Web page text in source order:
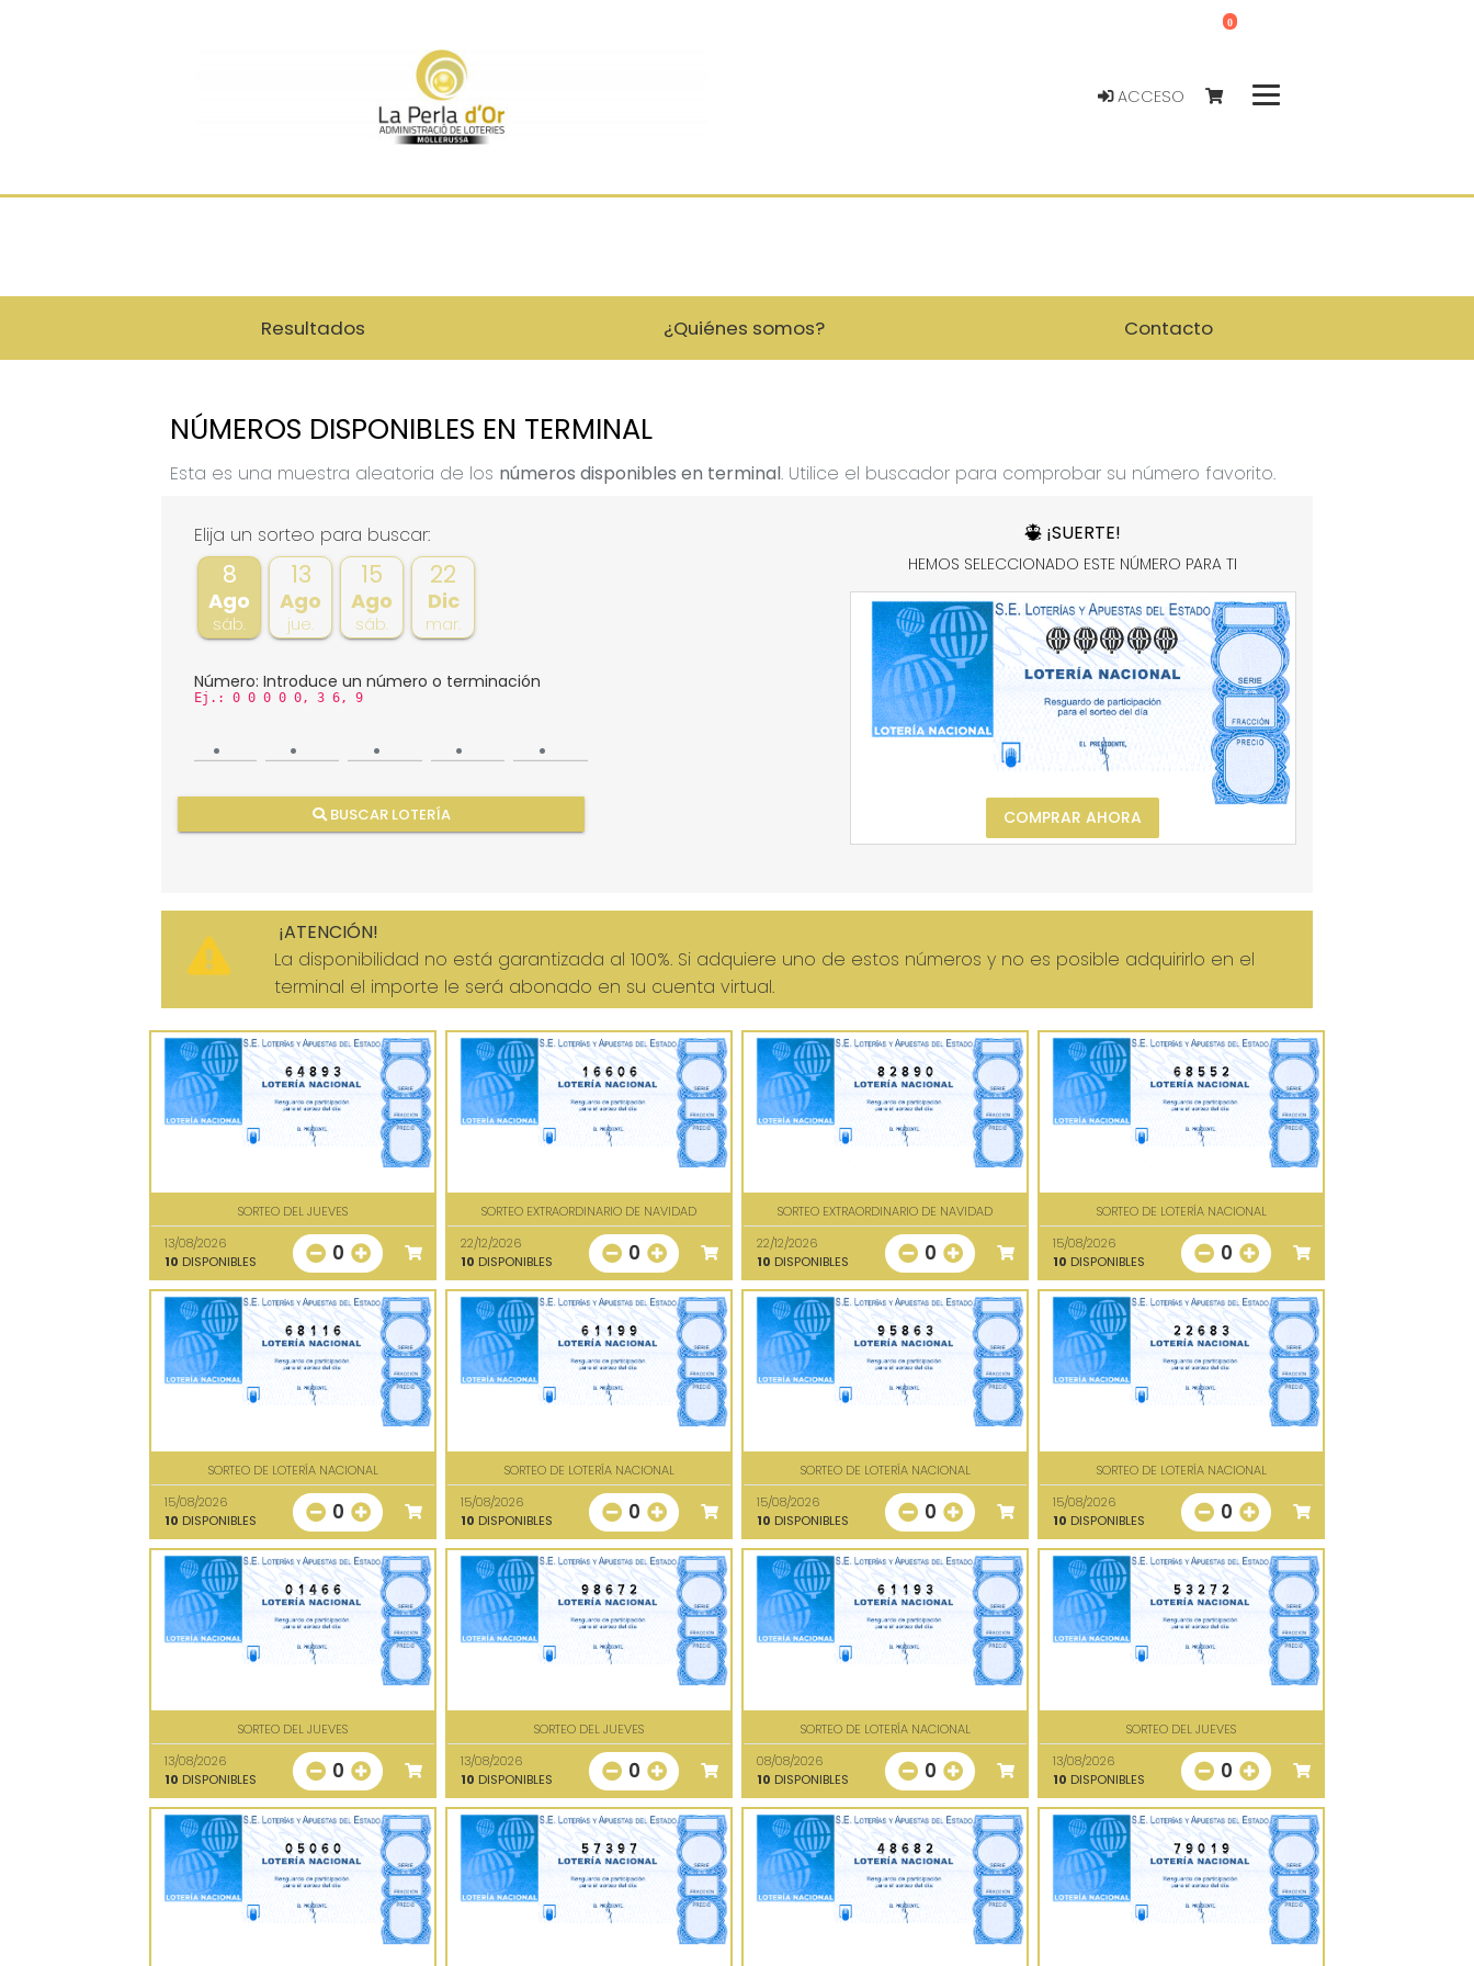
ACCESO
0
Resultados ¿Quiénes somos? Contacto
NÚMEROS DISPONIBLES EN TERMINAL
Esta es una muestra aleatoria de los números disponibles en terminal. Utilice el buscador para comprobar su número favorito.
Elija un sorteo para buscar:
8
Ago
sáb.
13
Ago
jue.
15
Ago
sáb.
22
Dic
mar.
Número: Introduce un número o terminación
Ej.: 0 0 0 0 0, 3 6, 9
BUSCAR LOTERÍA
¡SUERTE!
HEMOS SELECCIONADO ESTE NÚMERO PARA TI
*****
COMPRAR AHORA
¡ATENCIÓN!
La disponibilidad no está garantizada al 100%. Si adquiere uno de estos números y no es posible adquirirlo en el
terminal el importe le será abonado en su cuenta virtual.
64893
SORTEO DEL JUEVES
13/08/2026
10 DISPONIBLES 0
16606
SORTEO EXTRAORDINARIO DE NAVIDAD
22/12/2026
10 DISPONIBLES 0
82890
SORTEO EXTRAORDINARIO DE NAVIDAD
22/12/2026
10 DISPONIBLES 0
68552
SORTEO DE LOTERÍA NACIONAL
15/08/2026
10 DISPONIBLES 0
68116
SORTEO DE LOTERÍA NACIONAL
15/08/2026
10 DISPONIBLES 0
61199
SORTEO DE LOTERÍA NACIONAL
15/08/2026
10 DISPONIBLES 0
95863
SORTEO DE LOTERÍA NACIONAL
15/08/2026
10 DISPONIBLES 0
22683
SORTEO DE LOTERÍA NACIONAL
15/08/2026
10 DISPONIBLES 0
01466
SORTEO DEL JUEVES
13/08/2026
10 DISPONIBLES 0
98672
SORTEO DEL JUEVES
13/08/2026
10 DISPONIBLES 0
61193
SORTEO DE LOTERÍA NACIONAL
08/08/2026
10 DISPONIBLES 0
53272
SORTEO DEL JUEVES
13/08/2026
10 DISPONIBLES 0
05060 57397 48682 79019